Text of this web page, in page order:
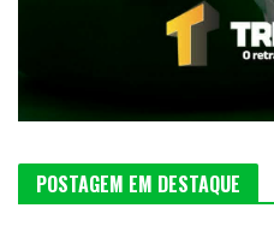
POSTAGEM EM DESTAQUE